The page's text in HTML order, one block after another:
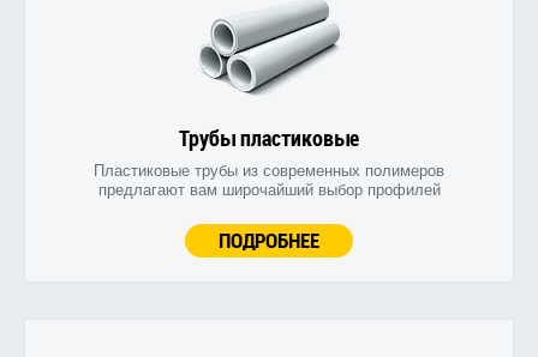
Трубы пластиковые
Пластиковые трубы из современных полимеров
предлагают вам широчайший выбор профилей
ПОДРОБНЕЕ